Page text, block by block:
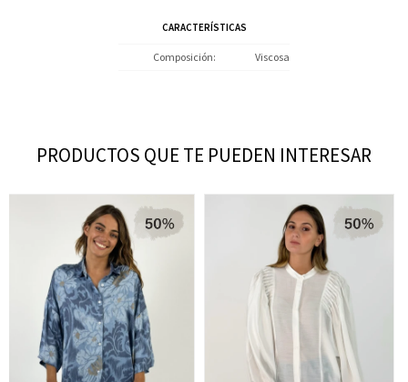
CARACTERÍSTICAS
Composición Viscosa
PRODUCTOS QUE TE PUEDEN INTERESAR